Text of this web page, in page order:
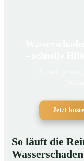
Jetzt
So läuft die